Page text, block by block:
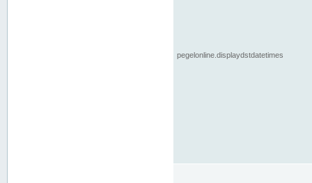
pegelonline.displaydstdatetimes